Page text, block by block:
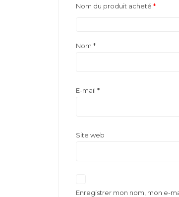
Nom du produit acheté *
Nom *
E-mail *
Site web
Enregistrer mon nom, mon e-